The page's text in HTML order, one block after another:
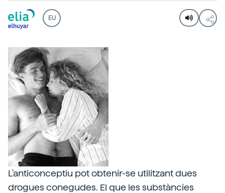
EU
L'anticonceptiu pot obtenir-se utilitzant dues
drogues conegudes. El que les substàncies